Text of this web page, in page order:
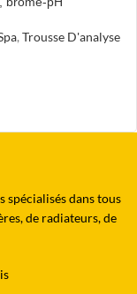
, Trousse D'analyse
spécialisés dans tous
de radiateurs, de